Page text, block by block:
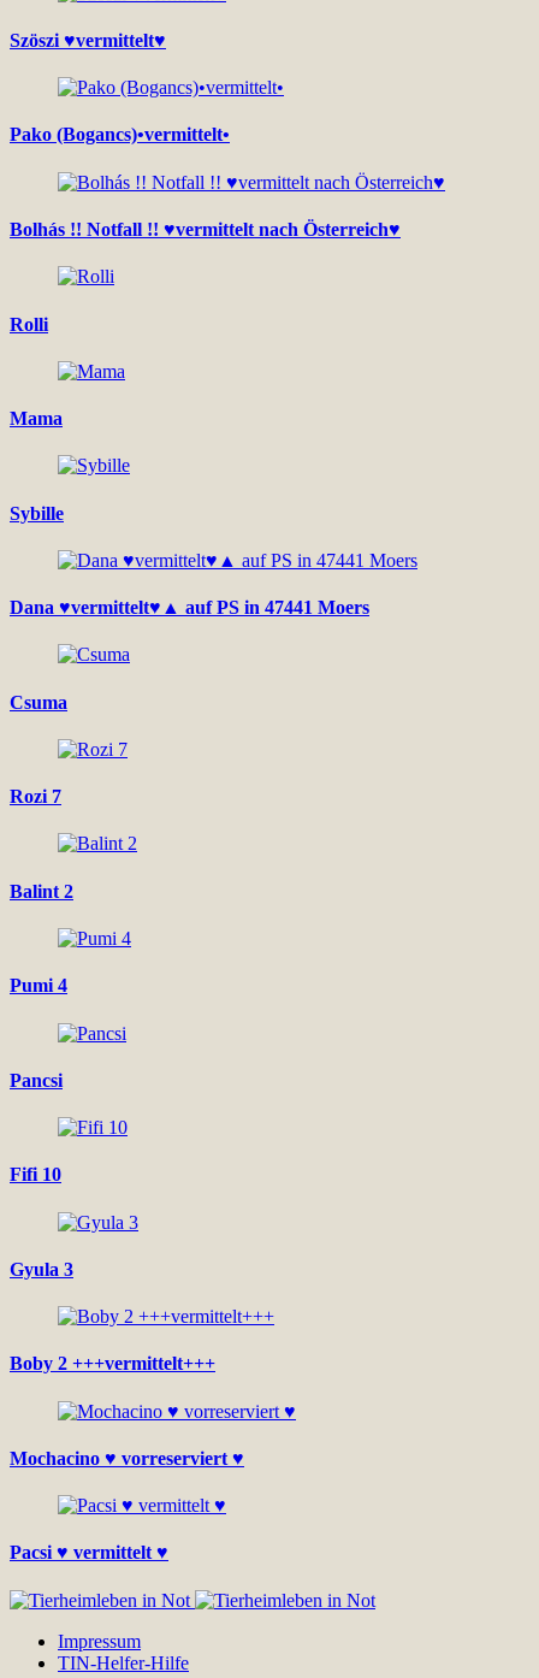
Szöszi ♥vermittelt♥
Pako (Bogancs)•vermittelt•
Bolhás !! Notfall !! ♥vermittelt nach Österreich♥
Rolli
Mama
Sybille
Dana ♥vermittelt♥▲ auf PS in 47441 Moers
Csuma
Rozi 7
Balint 2
Pumi 4
Pancsi
Fifi 10
Gyula 3
Boby 2 +++vermittelt+++
Mochacino ♥ vorreserviert ♥
Pacsi ♥ vermittelt ♥
Impressum
TIN-Helfer-Hilfe